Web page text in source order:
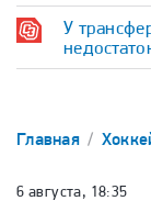
У
Главная
6 августа, 18:35